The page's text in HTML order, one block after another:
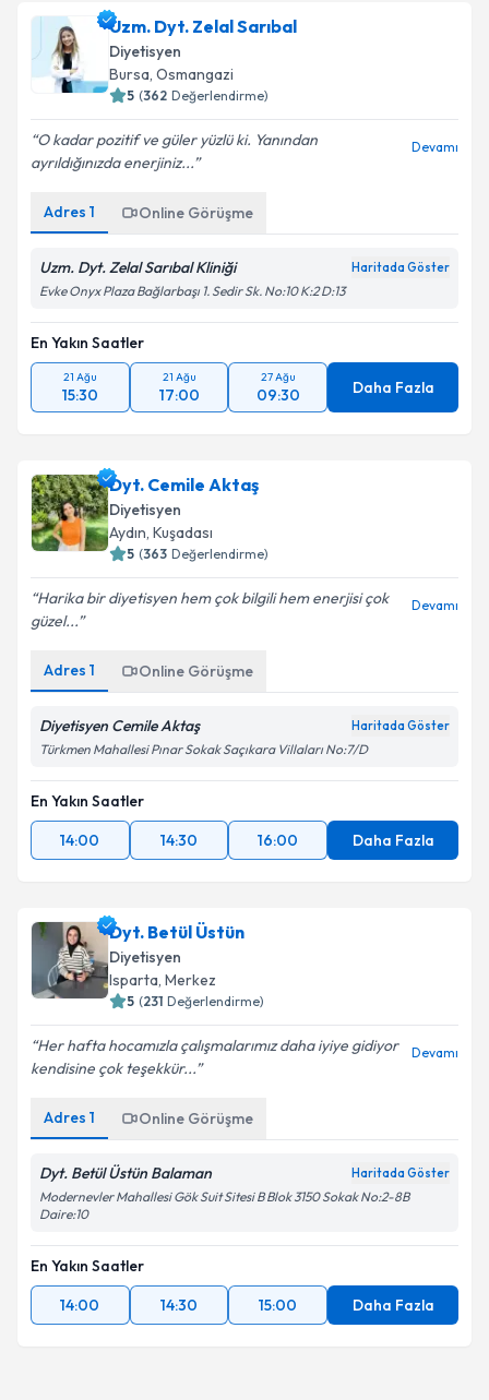
Uzm. Dyt. Zelal Sarıbal
Diyetisyen
Bursa, Osmangazi
5 (362 Değerlendirme)
O kadar pozitif ve güler yüzlü ki. Yanından
ayrıldığınızda enerjiniz...
Devamı
Adres 1 Online Görüşme
Uzm. Dyt. Zelal Sarıbal Kliniği Haritada Göster
Evke Onyx Plaza Bağlarbaşı 1. Sedir Sk. No:10 K:2 D:13
En Yakın Saatler
21 Ağu
15:30
21 Ağu
17:00
27 Ağu
09:30 Daha Fazla
Dyt. Cemile Aktaş
Diyetisyen
Aydın, Kuşadası
5 (363 Değerlendirme)
Harika bir diyetisyen hem çok bilgili hem enerjisi çok
güzel...
Devamı
Adres 1 Online Görüşme
Diyetisyen Cemile Aktaş Haritada Göster
Türkmen Mahallesi Pınar Sokak Saçıkara Villaları No:7/D
En Yakın Saatler
14:00
14:30 16:00 Daha Fazla
Dyt. Betül Üstün
Diyetisyen
Isparta, Merkez
5 (231 Değerlendirme)
Her hafta hocamızla çalışmalarımız daha iyiye gidiyor
kendisine çok teşekkür...
Devamı
Adres 1 Online Görüşme
Dyt. Betül Üstün Balaman Haritada Göster
Modernevler Mahallesi Gök Suit Sitesi B Blok 3150 Sokak No:2-8B
Daire:10
En Yakın Saatler
14:00
14:30 15:00 Daha Fazla